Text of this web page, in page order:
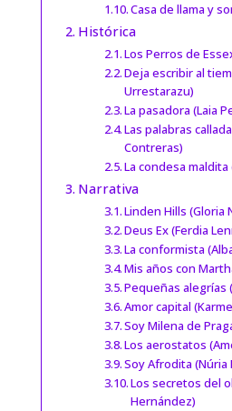
Casa de llama y
Histórica
Los Perros de
Deja escribir al
Urrestarazu)
La pasadora (Laia
Las palabras
Contreras)
La condesa
Narrativa
Linden Hills (Gloria
Deus Ex (Ferdia
La conformista
Mis años con
Pequeñas alegrías
Amor capital
Soy Milena de
Los aerostatos
Soy Afrodita (Núria
Los secretos del
Hernández)